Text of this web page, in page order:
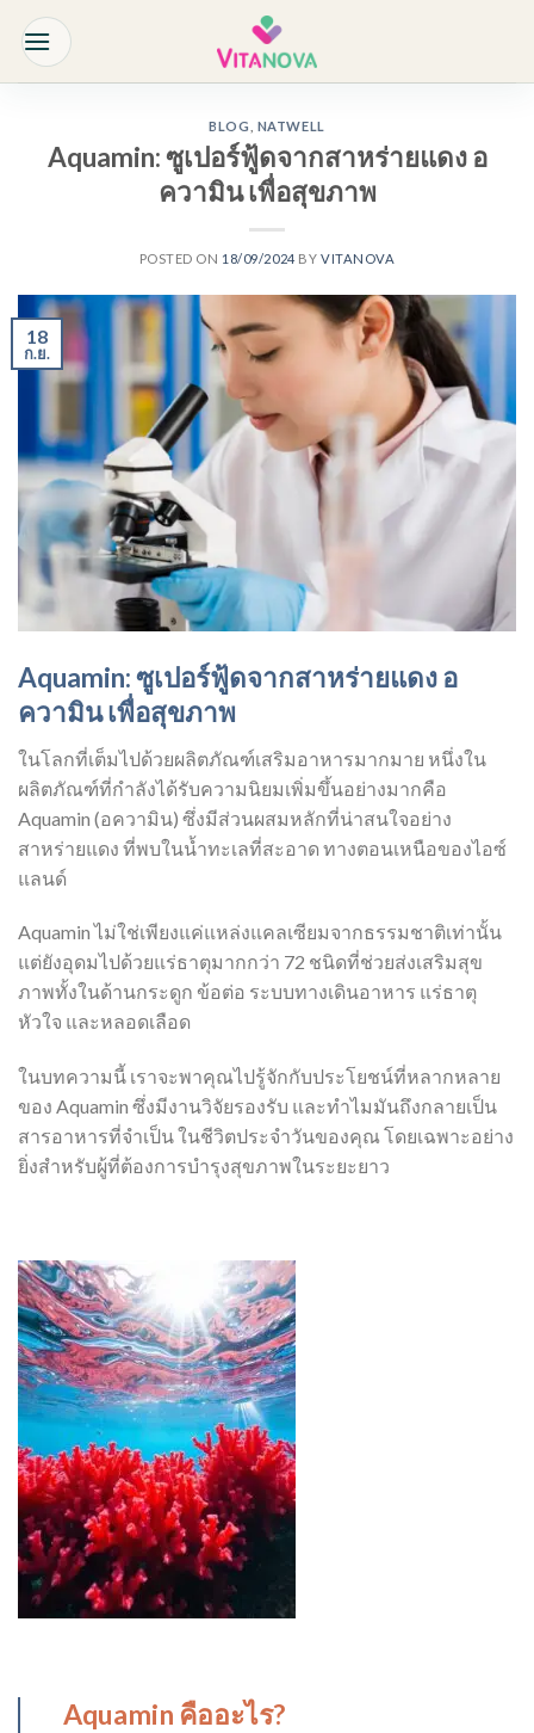
content
BLOG NATWELL
Aquamin: ซูเปอร์ฟู้ดจากสาหร่ายแดง อ
ความิน เพื่อสุขภาพ
POSTED ON 18/09/2024 BY VITANOVA
18
ก.ย.
Aquamin: ซูเปอร์ฟู้ดจากสาหร่ายแดง อ
ความิน เพื่อสุขภาพ
ในโลกที่เต็มไปด้วยผลิตภัณฑ์เสริมอาหารมากมาย หนึ่งใน
ผลิตภัณฑ์ที่กำลังได้รับความนิยมเพิ่มขึ้นอย่างมากคือ
Aquamin (อความิน) ซึ่งมีส่วนผสมหลักที่น่าสนใจอย่าง
สาหร่ายแดง ที่พบในน้ำทะเลที่สะอาด ทางตอนเหนือของไอซ์
แลนด์
Aquamin ไม่ใช่เพียงแค่แหล่งแคลเซียมจากธรรมชาติเท่านั้น
แต่ยังอุดมไปด้วยแร่ธาตุมากกว่า 72 ชนิดที่ช่วยส่งเสริมสุข
ภาพทั้งในด้านกระดูก ข้อต่อ ระบบทางเดินอาหาร แร่ธาตุ
หัวใจ และหลอดเลือด
ในบทความนี้ เราจะพาคุณไปรู้จักกับประโยชน์ที่หลากหลาย
ของ Aquamin ซึ่งมีงานวิจัยรองรับ และทำไมมันถึงกลายเป็น
สารอาหารที่จำเป็น ในชีวิตประจำวันของคุณ โดยเฉพาะอย่าง
ยิ่งสำหรับผู้ที่ต้องการบำรุงสุขภาพในระยะยาว
Aquamin คืออะไร?